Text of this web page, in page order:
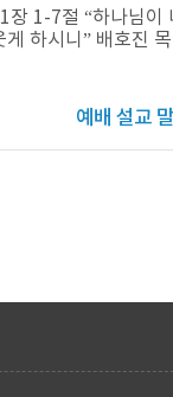
예배 설교
장 1-7절 “하나님이
게 하시니” 배호진